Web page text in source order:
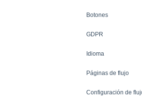
Botones
GDPR
Idioma
Páginas de flujo
Configuración de